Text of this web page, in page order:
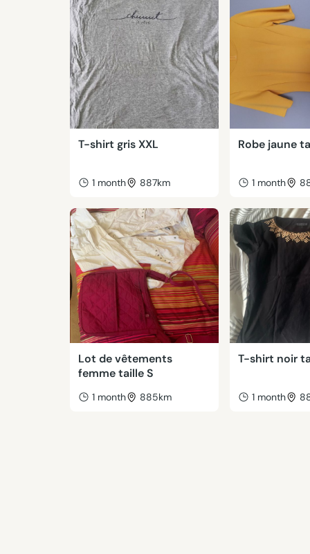
T-shirt gris XXL
1 month 887km
Robe jaune
1 month
Lot de vêtements
femme taille S
1 month 885km
T-shirt noir
1 month